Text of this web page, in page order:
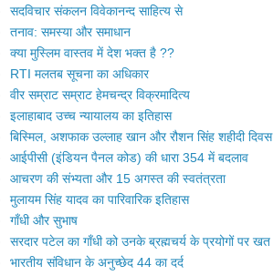
सदविचार संकलन विवेकानन्द साहित्य से
तनाव: समस्या और समाधान
क्या मुस्लिम वास्तव में देश भक्त है ??
RTI मलतब सूचना का अधिकार
वीर सम्राट सम्राट हेमचन्द्र विक्रमादित्य
इलाहाबाद उच्च न्यायालय का इतिहास
बिस्मिल, अशफाक उल्लाह खान और रौशन सिंह शहीदी दिवस
आईपीसी (इंडियन पैनल कोड) की धारा 354 में बदलाव
आचरण की संभ्यता और 15 अगस्त की स्वतंत्रता
मुलायम सिंह यादव का पारिवारिक इतिहास
गाँधी और सुभाष
सरदार पटेल का गाँधी को उनके ब्रह्मचर्य के प्रयोगों पर खत
भारतीय संविधान के अनुच्छेद 44 का दर्द